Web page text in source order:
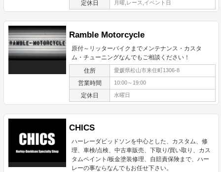
定休日 月曜,レース,イベント日
Ramble Motorcycle
原付～リッターバイクまでメンテナンス・カスタ
ム・チューニングなんでもご相談ください！
住所 愛媛県松山市来住町1306-8
営業時間 10:00～19:00
定休日 水曜日
CHICS
ハーレーダビッドソンを中心とした、カスタム、修
理、車検/点検、中古車販売、下取り/買い取り、カス
タムペイント/板金塗装修理、自賠責保険まで、ハー
レーの事ならなんでもお任せ下さい。